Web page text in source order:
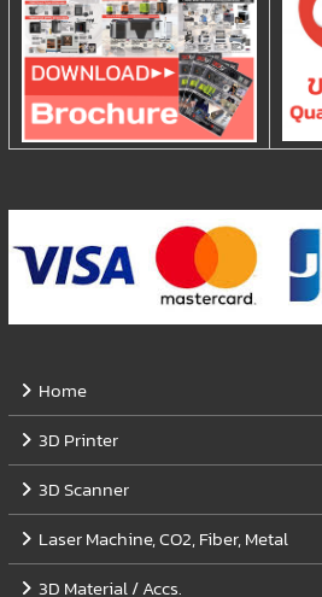
Home
3D Printer
3D Scanner
Laser Machine, CO2, Fiber, Metal
3D Material / Accs.